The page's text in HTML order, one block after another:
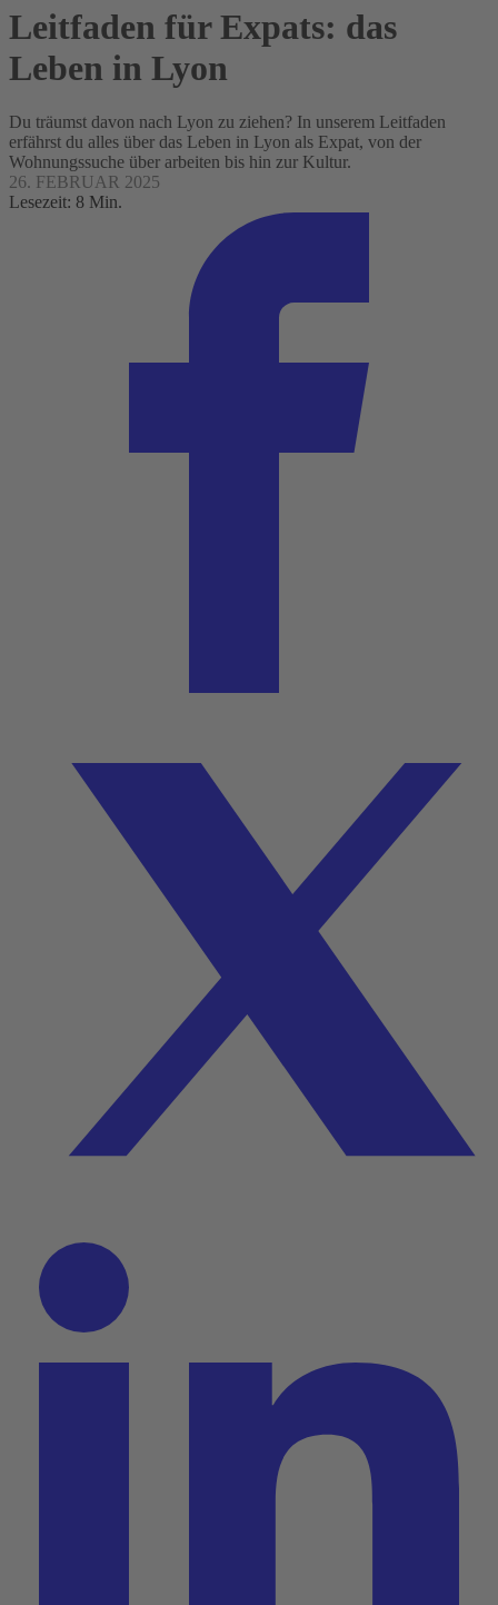
Leitfaden für Expats: das
Leben in Lyon
Du träumst davon nach Lyon zu ziehen? In unserem Leitfaden
erfährst du alles über das Leben in Lyon als Expat, von der
Wohnungssuche über arbeiten bis hin zur Kultur.
26. FEBRUAR 2025
Lesezeit: 8 Min.